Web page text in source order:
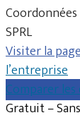
Coordonnées
SPRL
Visiter la
l’entreprise
Comparer les
Gratuit –